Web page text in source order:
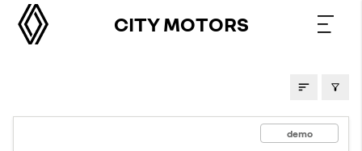
CITY MOTORS
demo